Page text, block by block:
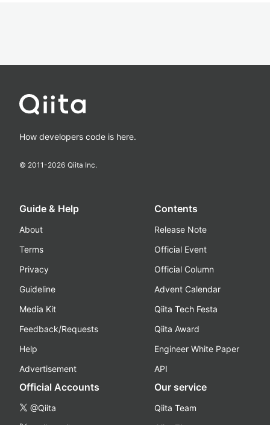
How developers code is here.
© 2011-2026 Qiita Inc.
Guide & Help
About
Terms
Privacy
Guideline
Media Kit
Feedback/Requests
Help
Advertisement
Contents
Release Note
Official Event
Official Column
Advent Calendar
Qiita Tech Festa
Qiita Award
Engineer White Paper
API
Official Accounts
@Qiita
Our service
Qiita Team